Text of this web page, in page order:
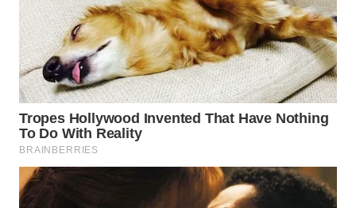
ID
WAHANANEWS
CO ID
NET
WAHANA
SPORT